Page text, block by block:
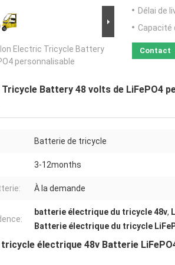
Ion Electric Tricycle Battery
personnalisable
Délai de
Capacité
Contact
Battery 48 volts de LiFePO4
Batterie de tricycle
3-12months
À la demande
batterie électrique du tricycle 48v,
Batterie électrique du tricycle
électrique 48v Batterie